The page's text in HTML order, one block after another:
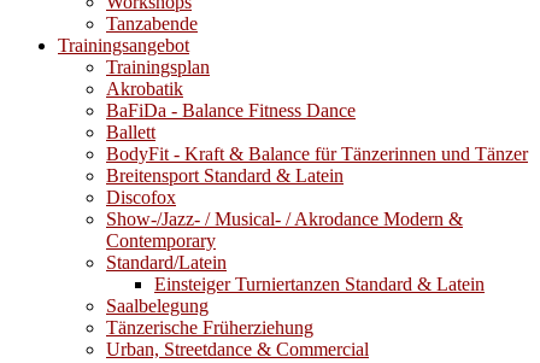
Tanzabende
Trainingsangebot
Trainingsplan
Akrobatik
BaFiDa - Balance Fitness Dance
Ballett
BodyFit - Kraft & Balance für Tänzerinnen und Tänzer
Breitensport Standard & Latein
Discofox
Show-/Jazz- / Musical- / Akrodance Modern &
Contemporary
Standard/Latein
Einsteiger Turniertanzen Standard & Latein
Saalbelegung
Tänzerische Früherziehung
Urban, Streetdance & Commercial